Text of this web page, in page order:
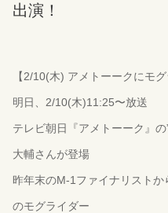
出演！
【2/10(木) アメトーークにモ
明日、2/10(木)11:25〜放送
テレビ朝日『アメトーーク』
大輔さんが登場
昨年末のM-1ファイナリスト
のモグライダー